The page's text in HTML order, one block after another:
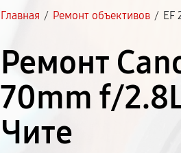
Главная / Ремонт объективов / EF
Ремонт
70mm f/
Чите